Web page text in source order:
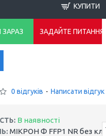
В наявності
МІКРОН Ф FFP1 NR без
0 відгуків - Написати відгук
КУПИТИ
ЗАРАЗ ЗАДАЙТЕ ПИТАННЯ